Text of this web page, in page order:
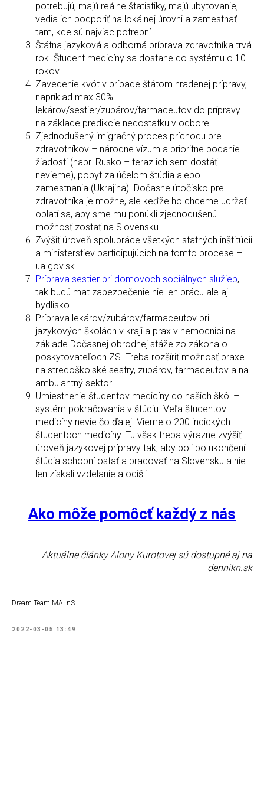
potrebujú, majú reálne štatistiky, majú ubytovanie,
vedia ich podporiť na lokálnej úrovni a zamestnať
tam, kde sú najviac potrební.
Štátna jazyková a odborná príprava zdravotníka trvá
rok. Študent medicíny sa dostane do systému o 10
rokov.
Zavedenie kvót v prípade štátom hradenej prípravy,
napríklad max 30%
lekárov/sestier/zubárov/farmaceutov do prípravy
na základe predikcie nedostatku v odbore.
Zjednodušený imigračný proces príchodu pre
zdravotníkov – národne vízum a prioritne podanie
žiadosti (napr. Rusko – teraz ich sem dostáť
nevieme), pobyt za účelom štúdia alebo
zamestnania (Ukrajina). Dočasne útočisko pre
zdravotníka je možne, ale keďže ho chceme udržať
oplatí sa, aby sme mu ponúkli zjednodušenú
možnosť zostať na Slovensku.
Zvýšiť úroveň spolupráce všetkých statných inštitúcii
a ministerstiev participujúcich na tomto procese –
ua.gov.sk.
Príprava sestier pri domovoch sociálnych služieb,
tak budú mat zabezpečenie nie len prácu ale aj
bydlisko.
Príprava lekárov/zubárov/farmaceutov pri
jazykových školách v kraji a prax v nemocnici na
základe Dočasnej obrodnej stáže zo zákona o
poskytovateľoch ZS. Treba rozšíriť možnosť praxe
na stredoškolské sestry, zubárov, farmaceutov a na
ambulantný sektor.
Umiestnenie študentov medicíny do našich škôl –
systém pokračovania v štúdiu. Veľa študentov
medicíny nevie čo ďalej. Vieme o 200 indických
študentoch medicíny. Tu však treba výrazne zvýšiť
úroveň jazykovej prípravy tak, aby boli po ukončení
štúdia schopní ostať a pracovať na Slovensku a nie
len získali vzdelanie a odišli.
Ako môže pomôcť každý z nás
Aktuálne články Alony Kurotovej sú dostupné aj na
dennikn.sk
Dream Team MALnS
2022-03-05 13:49